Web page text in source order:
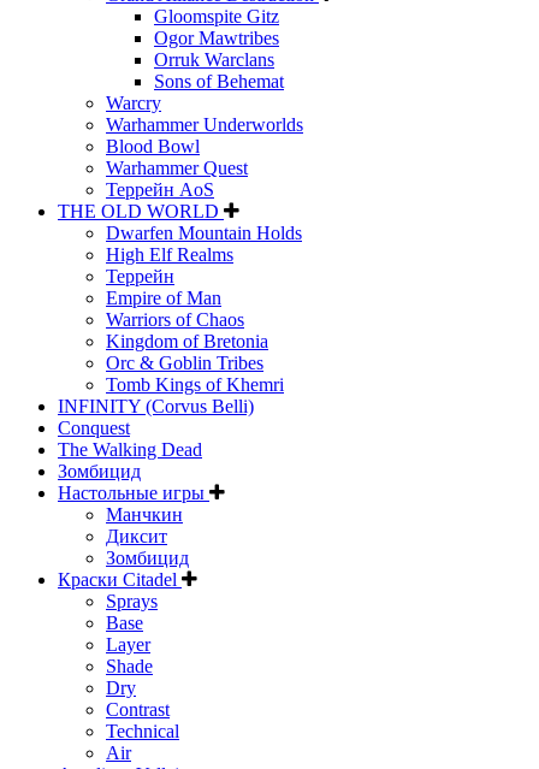
Gloomspite Gitz
Ogor Mawtribes
Orruk Warclans
Sons of Behemat
Warcry
Warhammer Underworlds
Blood Bowl
Warhammer Quest
Террейн AoS
THE OLD WORLD
Dwarfen Mountain Holds
High Elf Realms
Террейн
Empire of Man
Warriors of Chaos
Kingdom of Bretonia
Orc & Goblin Tribes
Tomb Kings of Khemri
INFINITY (Corvus Belli)
Conquest
The Walking Dead
Зомбицид
Настольные игры
Манчкин
Диксит
Зомбицид
Краски Citadel
Sprays
Base
Layer
Shade
Dry
Contrast
Technical
Air